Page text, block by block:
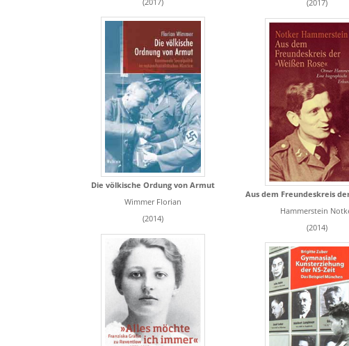
(2017)
Die völkische Ordung von Armut
Wimmer Florian
(2014)
Hammerstein
(2014)